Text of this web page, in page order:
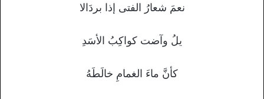
نعمَ شعارُ الفتى إذا بردَالا
يلُ وآضت كواكِبُ الأسَدِ
كأنَّ ماءَ الغمامِ خالَطَهُ